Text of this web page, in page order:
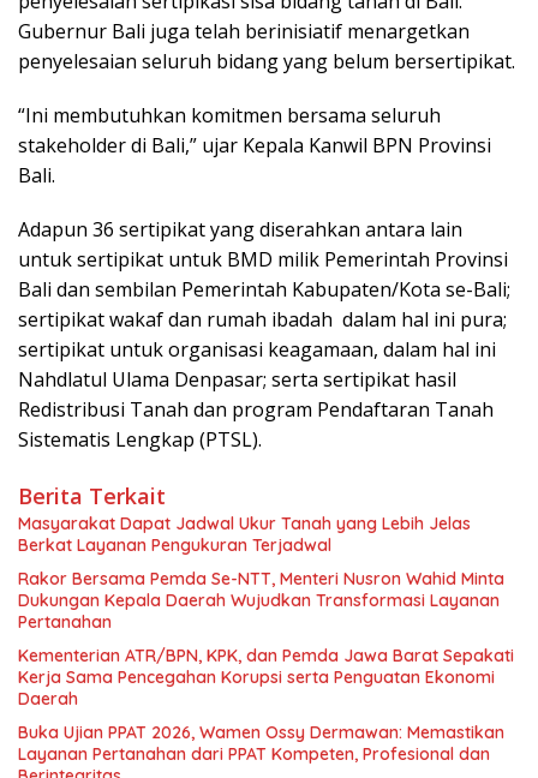
Gubernur Bali juga telah berinisiatif menargetkan
penyelesaian seluruh bidang yang belum bersertipikat.
“Ini membutuhkan komitmen bersama seluruh
stakeholder di Bali,” ujar Kepala Kanwil BPN Provinsi
Bali.
Adapun 36 sertipikat yang diserahkan antara lain
untuk sertipikat untuk BMD milik Pemerintah Provinsi
Bali dan sembilan Pemerintah Kabupaten/Kota se-Bali;
sertipikat wakaf dan rumah ibadah dalam hal ini pura;
sertipikat untuk organisasi keagamaan, dalam hal ini
Nahdlatul Ulama Denpasar; serta sertipikat hasil
Redistribusi Tanah dan program Pendaftaran Tanah
Sistematis Lengkap (PTSL).
Berita Terkait
Masyarakat Dapat Jadwal Ukur Tanah yang Lebih Jelas
Berkat Layanan Pengukuran Terjadwal
Rakor Bersama Pemda Se-NTT, Menteri Nusron Wahid Minta
Dukungan Kepala Daerah Wujudkan Transformasi Layanan
Pertanahan
Kementerian ATR/BPN, KPK, dan Pemda Jawa Barat Sepakati
Kerja Sama Pencegahan Korupsi serta Penguatan Ekonomi
Daerah
Buka Ujian PPAT 2026, Wamen Ossy Dermawan: Memastikan
Layanan Pertanahan dari PPAT Kompeten, Profesional dan